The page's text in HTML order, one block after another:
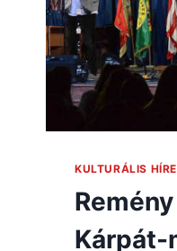
KULTURÁLIS
Kárpát-